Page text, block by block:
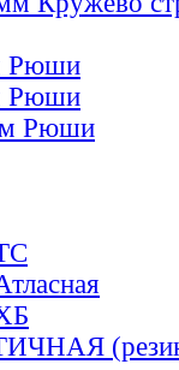
Рюши
Рюши
Рюши